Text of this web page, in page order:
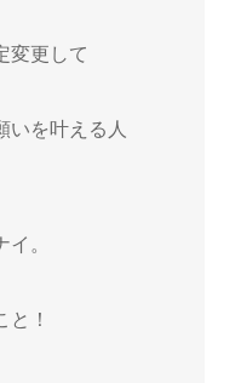
変更して
を叶える人
。
と！